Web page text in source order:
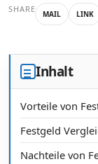
SHARE MAIL LINK
Inhalt
Vorteile von
Festgeld
Nachteile von